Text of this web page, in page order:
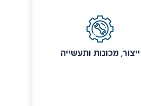
ייצור, מכונות ותעשייה